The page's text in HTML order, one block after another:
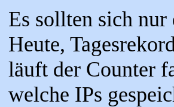
Es sollten sich nur
Heute,
läuft der Counter
welche IPs